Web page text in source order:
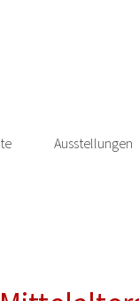
Ausstellungen